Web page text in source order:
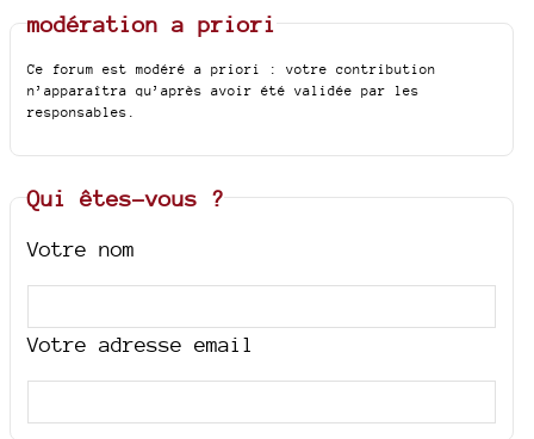
modération a priori
Ce forum est modéré a priori : votre contribution
n’apparaîtra qu’après avoir été validée par les
responsables.
Qui êtes-vous ?
Votre nom
Votre adresse email